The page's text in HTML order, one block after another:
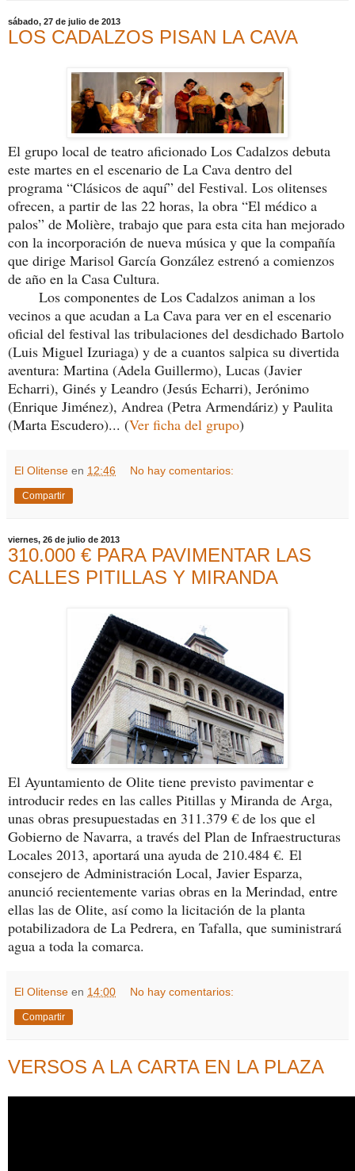
sábado, 27 de julio de 2013
LOS CADALZOS PISAN LA CAVA
El grupo local de teatro aficionado Los Cadalzos debuta
este martes en el escenario de La Cava dentro del
programa “Clásicos de aquí” del Festival. Los olitenses
ofrecen, a partir de las 22 horas, la obra “El médico a
palos” de Molière, trabajo que para esta cita han mejorado
con la incorporación de nueva música y que la compañía
que dirige Marisol García González estrenó a comienzos
de año en la Casa Cultura.
Los componentes de Los Cadalzos animan a los
vecinos a que acudan a La Cava para ver en el escenario
oficial del festival las tribulaciones del desdichado Bartolo
(Luis Miguel Izuriaga) y de a cuantos salpica su divertida
aventura: Martina (Adela Guillermo), Lucas (Javier
Echarri), Ginés y Leandro (Jesús Echarri), Jerónimo
(Enrique Jiménez), Andrea (Petra Armendáriz) y Paulita
(Marta Escudero)... (Ver ficha del grupo)
El Olitense en 12:46 No hay comentarios:
Compartir
viernes, 26 de julio de 2013
310.000 € PARA PAVIMENTAR LAS
CALLES PITILLAS Y MIRANDA
El Ayuntamiento de Olite tiene previsto pavimentar e
introducir redes en las calles Pitillas y Miranda de Arga,
unas obras presupuestadas en 311.379 € de los que el
Gobierno de Navarra, a través del Plan de Infraestructuras
Locales 2013, aportará una ayuda de 210.484 €. El
consejero de Administración Local, Javier Esparza,
anunció recientemente varias obras en la Merindad, entre
ellas las de Olite, así como la licitación de la planta
potabilizadora de La Pedrera, en Tafalla, que suministrará
agua a toda la comarca.
El Olitense en 14:00 No hay comentarios:
Compartir
VERSOS A LA CARTA EN LA PLAZA